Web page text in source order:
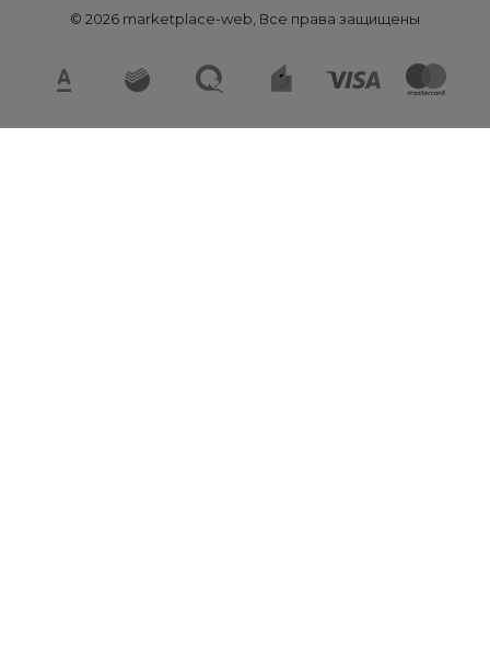
© 2026 marketplace-web, Все права защищены